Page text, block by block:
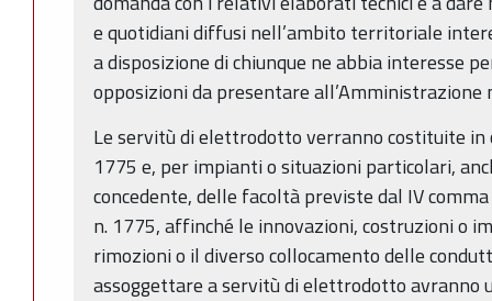
e quotidiani diffusi nell’ambito territoriale
a disposizione di chiunque ne abbia interesse
opposizioni da presentare
Le servitù di elettrodotto verranno costituite
1775 e, per impianti o situazioni particolari,
concedente, delle facoltà previste dal IV
n. 1775, affinché le innovazioni, costruzioni o
rimozioni o il diverso collocamento delle
assoggettare a servitù di elettrodotto avranno